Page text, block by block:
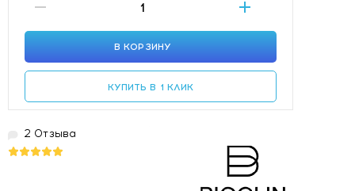
В КОРЗИНУ
КУПИТЬ В 1 КЛИК
2 Отзыва